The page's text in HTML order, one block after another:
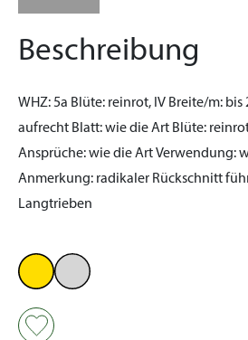
Beschreibung
WHZ:5a Blüte: reinrot, IV Breite/m: bis
aufrecht Blatt:wie die Art Blüte:
Ansprüche:wie die ArtVerwendung:
Anmerkung: radikaler Rückschnitt
Langtrieben